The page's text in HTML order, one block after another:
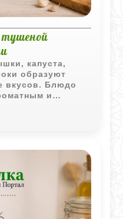
тушеной
капуста,
образуют
вкусов. Блюдо
и
для